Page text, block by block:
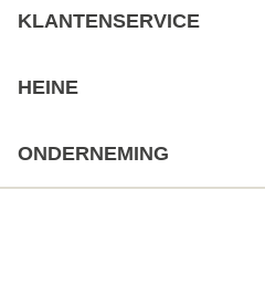
KLANTENSERVICE
HEINE
ONDERNEMING